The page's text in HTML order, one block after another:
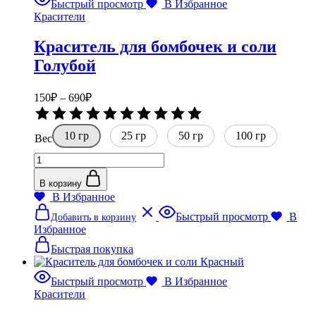
можно
странице
товара.
Быстрый просмотр
В Избранное
Красители
Краситель для бомбочек и соли
Голубой
150₽ – 690₽Диапазон
цен:
150₽
690₽
0
из
5
Вес 10 гр 25 гр 50 гр
100 гр
Количество
товара
Краситель
для
бомбочек
и
соли
Голубой
В корзину
В Избранное
Добавить в корзину
Этот
товар
вариаций.
можно
Быстрый просмотр
В
Избранное
Быстрая покупка
Быстрый просмотр
В Избранное
Красители